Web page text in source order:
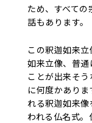
ため、すべて
話もあります。
この釈迦如来
如来立像、普
ことが出来そ
に何度かあり
れる釈迦如来
われる仏名式